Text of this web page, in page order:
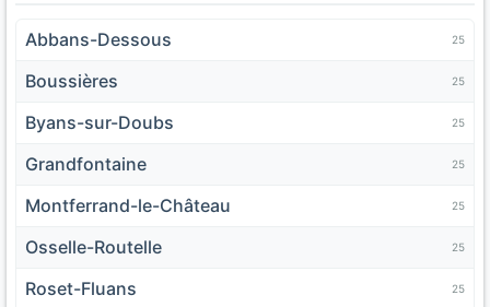
Abbans-Dessous 25
Boussières 25
Byans-sur-Doubs 25
Grandfontaine 25
Montferrand-le-Château 25
Osselle-Routelle 25
Roset-Fluans 25